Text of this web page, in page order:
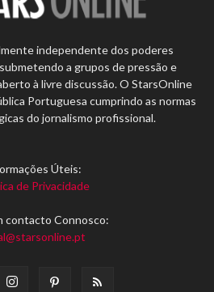
independente dos poderes
a grupos de pressão e
à livre discussão. O StarsOnline
Portuguesa cumprindo as normas
do jornalismo profissional.
Úteis:
de Privacidade
contacto Connosco: